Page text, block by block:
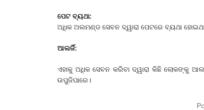
ପେଟ ବ୍ୟଥା:
ଅଧିକ ଅଲମଣ୍ଡ ସେବନ ଦ୍ୱାରା ପେଟରେ ବ୍ୟଥା
ଆଲର୍ଜି:
ଏହାକୁ ଅଧିକ ସେବନ କରିବା ଦ୍ୱାରା କିଛି ଲୋକଙ୍କୁ
ଉପୁଜିପାରେ।